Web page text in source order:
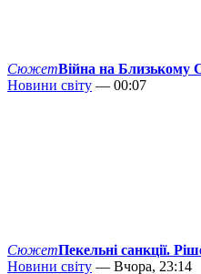
СюжетВійна на Близькому
Новини світу — 00:07
СюжетПекельні санкції.
Новини світу — Вчора, 23:14